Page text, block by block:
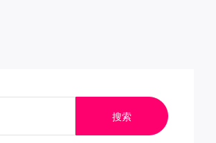
搜索